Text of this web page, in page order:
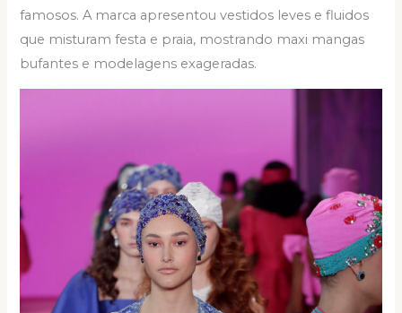
famosos. A marca apresentou vestidos leves e fluidos
que misturam festa e praia, mostrando maxi mangas
bufantes e modelagens exageradas.